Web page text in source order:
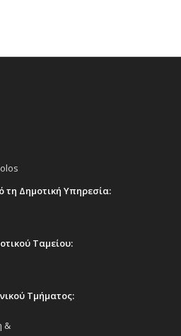
τη Δημοτική Υπηρεσία:
Ταμείου:
Τμήματος:
&